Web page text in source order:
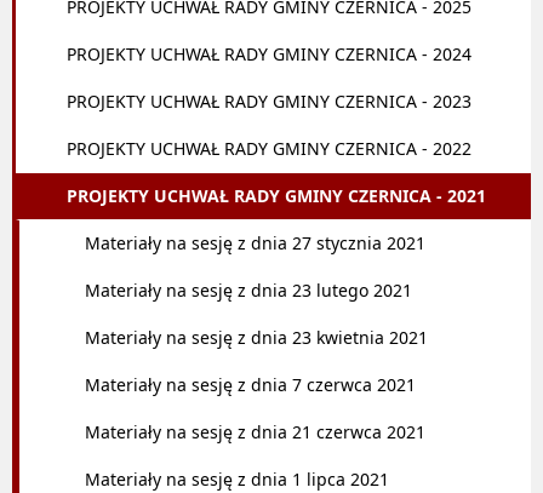
PROJEKTY UCHWAŁ RADY GMINY CZERNICA - 2025
PROJEKTY UCHWAŁ RADY GMINY CZERNICA - 2024
PROJEKTY UCHWAŁ RADY GMINY CZERNICA - 2023
PROJEKTY UCHWAŁ RADY GMINY CZERNICA - 2022
PROJEKTY UCHWAŁ RADY GMINY CZERNICA - 2021
Materiały na sesję z dnia 27 stycznia 2021
Materiały na sesję z dnia 23 lutego 2021
Materiały na sesję z dnia 23 kwietnia 2021
Materiały na sesję z dnia 7 czerwca 2021
Materiały na sesję z dnia 21 czerwca 2021
Materiały na sesję z dnia 1 lipca 2021